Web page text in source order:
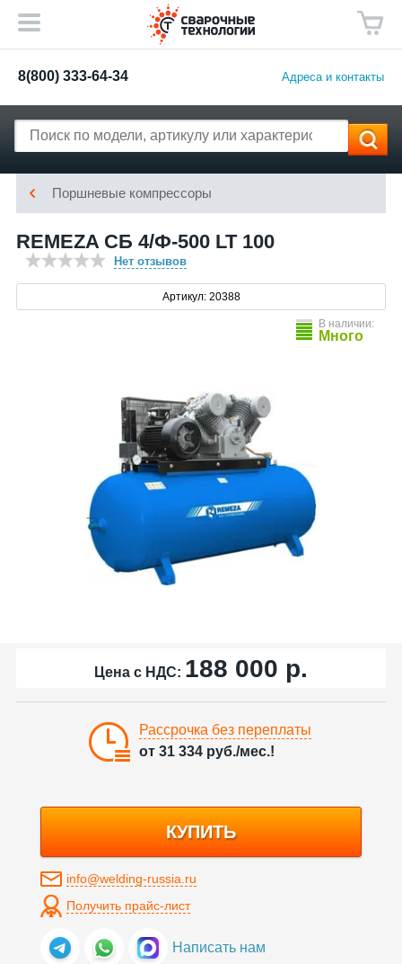
8(800) 333-64-34 Адреса и контакты
Поршневые компрессоры
REMEZA СБ 4/Ф-500 LT 100
Нет отзывов
Артикул: 20388
В наличии:
Много
Цена с НДС: 188 000 р.
Рассрочка без переплаты
от 31 334 руб./мес.!
КУПИТЬ
info@welding-russia.ru
Получить прайс-лист
Написать нам